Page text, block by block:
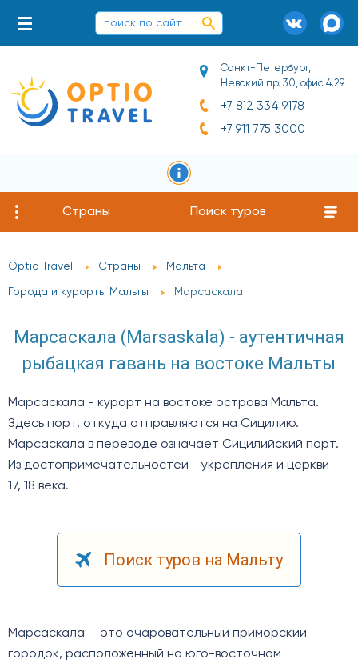
Санкт-Петербург,
Невский пр. 30, офис 4.29
+7 812 334 9178
+7 911 775 3000
Страны Поиск туров
Optio Travel Страны Мальта
Города и курорты Мальты Марсаскала
Марсаскала (Marsaskala) - аутентичная
рыбацкая гавань на востоке Мальты
Марсаскала - курорт на востоке острова Мальта.
Здесь порт, откуда отправляются на Сицилию.
Марсаскала в переводе означает Сицилийский порт.
Из достопримечательностей - укрепления и церкви -
17, 18 века.
Поиск туров на Мальту
Марсаскала — это очаровательный приморский
городок, расположенный на юго-восточном